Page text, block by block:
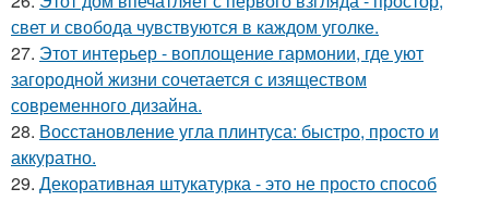
свет и свобода чувствуются в каждом уголке.
27. Этот интерьер - воплощение гармонии, где уют
загородной жизни сочетается с изяществом
современного дизайна.
28. Восстановление угла плинтуса: быстро, просто и
аккуратно.
29. Декоративная штукатурка - это не просто способ